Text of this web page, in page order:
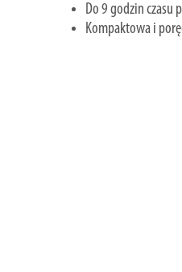
Do 9 godzin czasu
Kompaktowa i